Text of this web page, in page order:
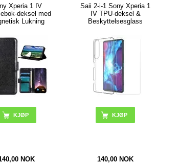
Xperia 1 IV
deksel med
Lukning
KJØP
NOK
Saii 2-i-1 Sony Xperia 1
IV TPU-deksel &
Beskyttelsesglass
140,00 NOK